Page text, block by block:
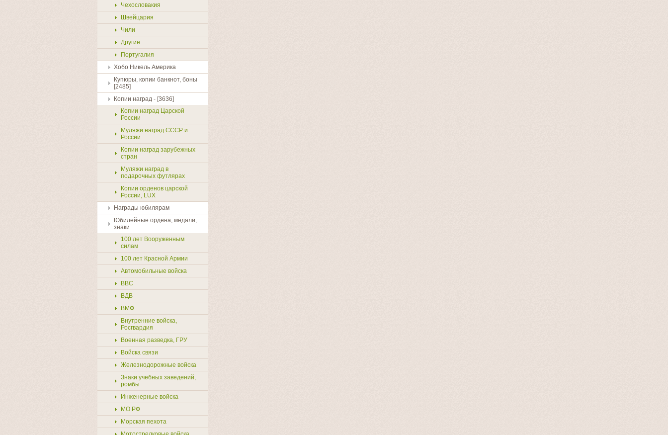
Чехословакия
Швейцария
Чили
Другие
Португалия
Хобо Никель Америка
Купюры, копии банкнот, боны
[2485]
Копии наград - [3636]
Копии наград Царской
России
Муляжи наград СССР и
России
Копии наград зарубежных
стран
Муляжи наград в
подарочных футлярах
Копии орденов царской
России, LUX
Награды юбилярам
Юбилейные ордена, медали,
знаки
100 лет Вооруженным
силам
100 лет Красной Армии
Автомобильные войска
ВВС
ВДВ
ВМФ
Внутренние войска,
Росгвардия
Военная разведка, ГРУ
Войска связи
Железнодорожные войска
Знаки учебных заведений,
ромбы
Инженерные войска
МО РФ
Морская пехота